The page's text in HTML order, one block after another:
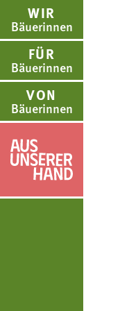
WIR
Bäuerinnen
FÜR
Bäuerinnen
VON
Bäuerinnen